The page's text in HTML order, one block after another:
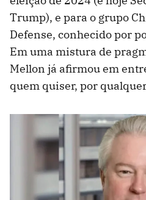
Trump), e para o grupo
Defense, conhecido por
Em uma mistura de
Mellon já afirmou em
quem quiser, por